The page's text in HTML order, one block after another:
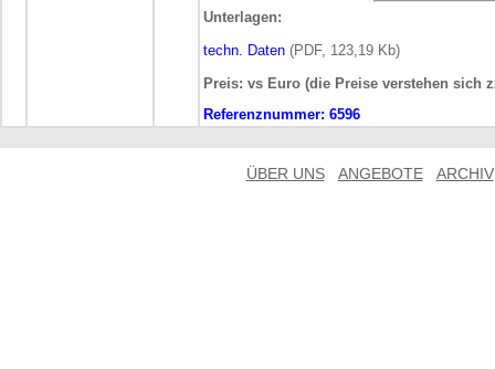
Unterlagen:
techn. Daten (PDF, 123,19 Kb)
Preis: vs Euro (die Preise verstehen sich
Referenznummer: 6596
ÜBER UNS ANGEBOTE ARCHIV